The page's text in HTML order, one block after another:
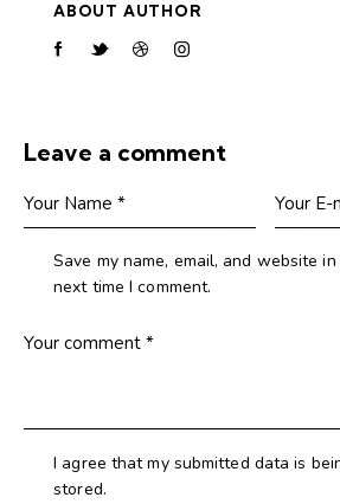
ABOUT AUTHOR
Leave a comment
Save my name, email, and website
next time I comment.
I agree that my submitted data is
stored.